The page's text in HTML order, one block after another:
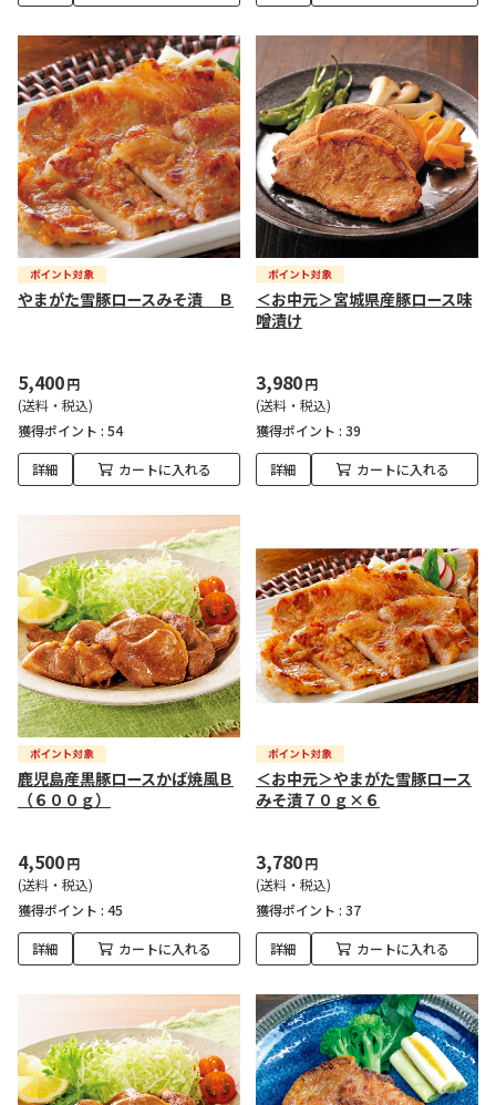
やまがた雪豚ロースみそ漬 Ｂ
5,400円
(送料・税込)
獲得ポイント : 54
詳細 カートに入れる
＜お中元＞宮城県産豚ロース味
噌漬け
3,980円
(送料・税込)
獲得ポイント : 39
詳細 カートに入れる
鹿児島産黒豚ロースかば焼風Ｂ
（６００ｇ）
4,500円
(送料・税込)
獲得ポイント : 45
詳細 カートに入れる
＜お中元＞やまがた雪豚ロース
みそ漬７０ｇ×６
3,780円
(送料・税込)
獲得ポイント : 37
詳細 カートに入れる